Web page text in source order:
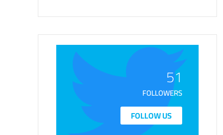
51
FOLLOWERS
FOLLOW US